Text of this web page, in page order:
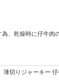
、乾燥時に仔牛肉
切りジャーキー 仔